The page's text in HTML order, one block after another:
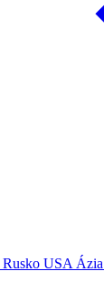
Rusko USA Ázia